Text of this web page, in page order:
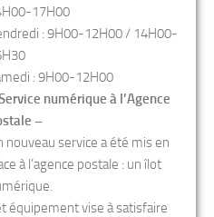
17H00
: 9H00-12H00 / 14H00-
: 9H00-12H00
numérique à l’Agence
–
nouveau service a été mis en
à l’agence postale : un îlot
équipement vise à satisfaire